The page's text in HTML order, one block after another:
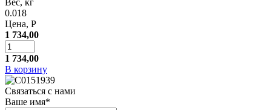
0.018
Цена, Р
1 734,00
1 734,00
В корзину
Связаться с нами
Ваше имя*